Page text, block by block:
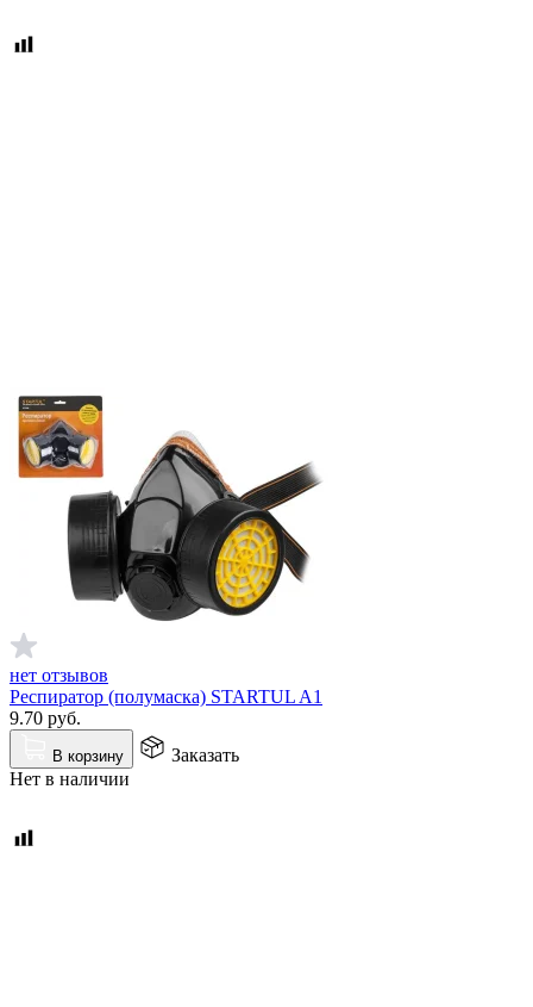
нет отзывов
Респиратор (полумаска) STARTUL A1
9.70 руб.
В корзину
Заказать
Нет в наличии